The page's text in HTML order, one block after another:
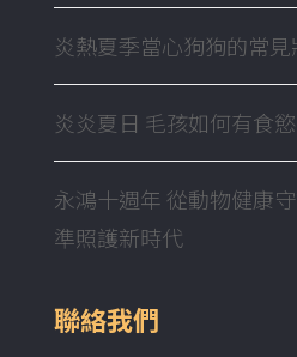
炎熱夏季當心狗狗的常見
炎炎夏日 毛孩如何有食
永鴻十週年 從動物健康
準照護新時代
聯絡我們